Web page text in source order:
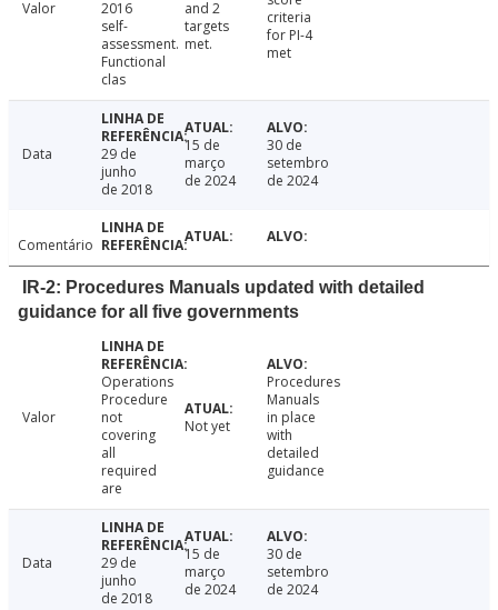
Valor
2016
self-
assessment.
Functional
clas
and 2
targets
met.
criteria
for PI-4
met
Data
29 de
junho
de 2018
15 de
março
de 2024
30 de
setembro
de 2024
Comentário
IR-2: Procedures Manuals updated with detailed
guidance for all five governments
Valor
Operations
Procedure
not
covering
all
required
are
Not yet
Procedures
Manuals
in place
with
detailed
guidance
Data
29 de
junho
de 2018
15 de
março
de 2024
30 de
setembro
de 2024